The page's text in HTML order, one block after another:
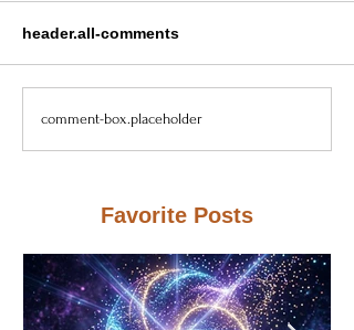
header.all-comments
comment-box.placeholder
Favorite Posts